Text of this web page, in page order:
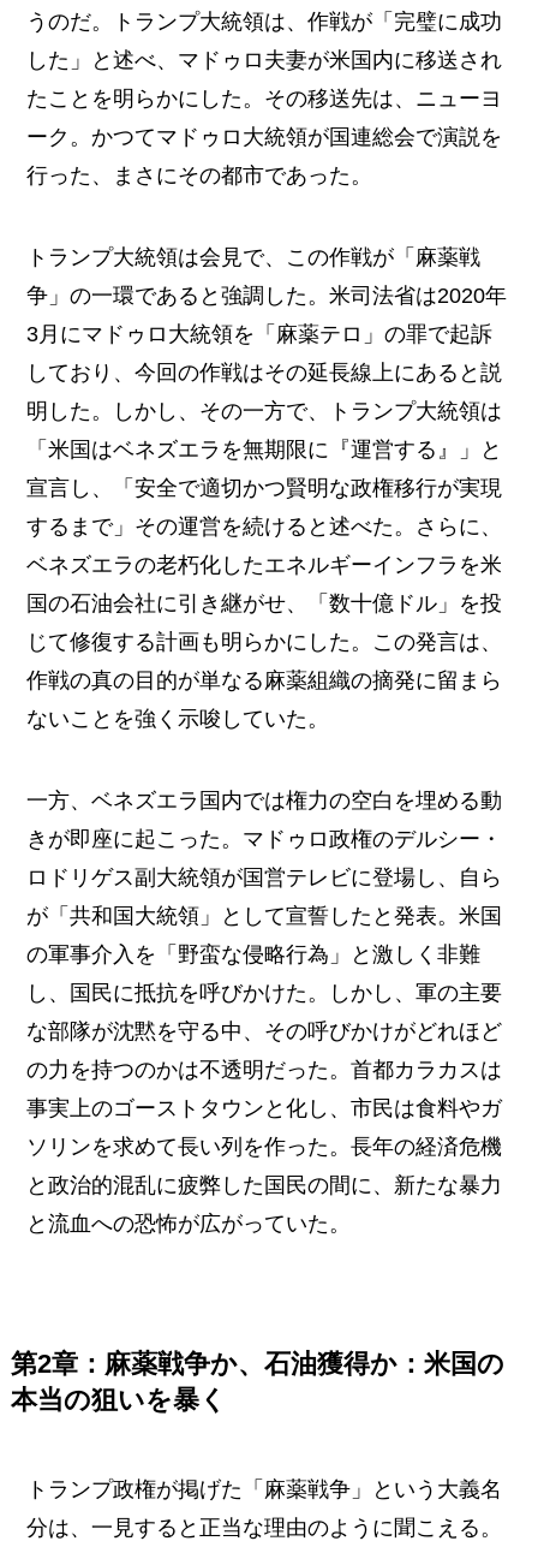
うのだ。トランプ大統領は、作戦が「完璧に成功
した」と述べ、マドゥロ夫妻が米国内に移送され
たことを明らかにした。その移送先は、ニューヨ
ーク。かつてマドゥロ大統領が国連総会で演説を
行った、まさにその都市であった。
トランプ大統領は会見で、この作戦が「麻薬戦
争」の一環であると強調した。米司法省は2020年
3月にマドゥロ大統領を「麻薬テロ」の罪で起訴
しており、今回の作戦はその延長線上にあると説
明した。しかし、その一方で、トランプ大統領は
「米国はベネズエラを無期限に『運営する』」と
宣言し、「安全で適切かつ賢明な政権移行が実現
するまで」その運営を続けると述べた。さらに、
ベネズエラの老朽化したエネルギーインフラを米
国の石油会社に引き継がせ、「数十億ドル」を投
じて修復する計画も明らかにした。この発言は、
作戦の真の目的が単なる麻薬組織の摘発に留まら
ないことを強く示唆していた。
一方、ベネズエラ国内では権力の空白を埋める動
きが即座に起こった。マドゥロ政権のデルシー・
ロドリゲス副大統領が国営テレビに登場し、自ら
が「共和国大統領」として宣誓したと発表。米国
の軍事介入を「野蛮な侵略行為」と激しく非難
し、国民に抵抗を呼びかけた。しかし、軍の主要
な部隊が沈黙を守る中、その呼びかけがどれほど
の力を持つのかは不透明だった。首都カラカスは
事実上のゴーストタウンと化し、市民は食料やガ
ソリンを求めて長い列を作った。長年の経済危機
と政治的混乱に疲弊した国民の間に、新たな暴力
と流血への恐怖が広がっていた。
第2章：麻薬戦争か、石油獲得か：米国の
本当の狙いを暴く
トランプ政権が掲げた「麻薬戦争」という大義名
分は、一見すると正当な理由のように聞こえる。